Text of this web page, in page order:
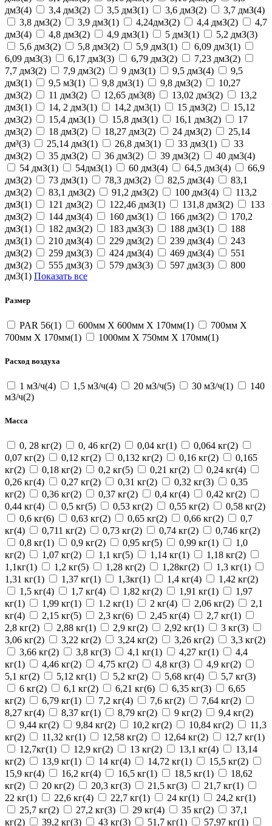
дмЗ(4)
3,4 дмЗ(2) 3,5 дмЗ(1) 3,6 дмЗ(2)
3,7 дмЗ(4)
3,8 дмЗ(2)
3,9 дмЗ(1) 4,24дмЗ(2) 4,4 дмЗ(2)
4,7
дм3(4)
4,8 дмЗ(2) 4,9 дмЗ(1) 5 дмЗ(1)
5,2 дмЗ(3)
5,6 дмЗ(2)
5,8 дм3(2) 5,9 дмЗ(1)
6,09 дм3(1)
6,09 дмЗ(3)
6,17 дмЗ(3) 6,79 дм3(2)
7,23 дмЗ(2)
7,7 дмЗ(2)
7,9 дм3(2) 9 дмЗ(1) 9,5 дм3(4)
9,5
дмЗ(1)
9,5 мЗ(1) 9,8 дм3(1) 9,8 дмЗ(2)
10,27
дм3(2)
11 дмЗ(2) 12,65 дм3(8) 13,02 дм3(2)
13,2
дмЗ(1)
14, 2 дм3(1) 14,2 дм3(1) 15 дмЗ(2)
15,12
дм3(2)
15,4 дм3(1) 15,8 дмЗ(1) 16,1 дмЗ(2)
17
дм3(2)
18 дмЗ(2) 18,27 дм3(2) 24 дмЗ(2)
25,14
дм³(3)
25,14 дмЗ(1) 26,8 дм3(1) 33 дм3(1)
33
дмЗ(2)
35 дмЗ(2) 36 дмЗ(2) 39 дмЗ(2)
40 дм3(4)
54 дмЗ(1)
54дмЗ(1) 60 дмЗ(4) 64,5 дм3(4)
66,9
дмЗ(2)
73 дмЗ(1) 78,3 дмЗ(2) 82,5 дмЗ(4)
83,1
дм3(2)
83,1 дмЗ(2) 91,2 дмЗ(2) 100 дмЗ(4)
113,2
дмЗ(1)
121 дмЗ(2) 122,46 дмЗ(1) 131,8 дмЗ(2)
133
дмЗ(2)
144 дмЗ(4) 160 дмЗ(1) 166 дмЗ(2)
170,2
дмЗ(1)
182 дмЗ(2) 183 дмЗ(3) 188 дм3(1)
188
дмЗ(1)
210 дмЗ(4) 229 дмЗ(2) 239 дмЗ(4)
243
дмЗ(2)
259 дмЗ(3) 424 дмЗ(4) 469 дмЗ(4)
551
дмЗ(2)
555 дмЗ(3) 579 дмЗ(3) 597 дмЗ(3)
800
дм3(1) Показать все
Размер
PAR 56(1) 600мм Х 600мм Х 170мм(1)
700мм Х
700мм Х 170мм(1)
1000мм Х 750мм Х 170мм(1)
Расход воздуха
1 мЗ/ч(4) 1,5 мЗ/ч(4) 20 мЗ/ч(5) 30 мЗ/ч(1)
140
мЗ/ч(2)
Масса
0, 28 кг(2) 0, 46 кг(2) 0,04 кг(1)
0,064 кг(2)
0,07 кг(2)
0,12 кг(2) 0,132 кг(2) 0,16 кг(2)
0,165
кг(2)
0,18 кг(2) 0,2 кг(5) 0,21 кг(2)
0,24 кг(4)
0,26 кг(4)
0,27 кг(2) 0,31 кг(2) 0,32 кг(3)
0,35
кг(2)
0,36 кг(2) 0,37 кг(2) 0,4 кг(4)
0,42 кг(2)
0,44 кг(4)
0,5 кг(5) 0,53 кг(2) 0,55 кг(2)
0,58 кг(2)
0,6 кг(6)
0,63 кг(2) 0,65 кг(2) 0,66 кг(2)
0,7
кг(4)
0,711 кг(2) 0,73 кг(2) 0,74 кг(2)
0,746 кг(2)
0,8 кг(1)
0,9 кг(2) 0,95 кг(5) 0,99 кг(1)
1,0
кг(2)
1,07 кг(2) 1,1 кг(5) 1,14 кг(1)
1,18 кг(2)
1,1кг(1)
1,2 кг(5) 1,28 кг(2) 1,28кг(2)
1,3 кг(1)
1,31 кг(1)
1,37 кг(1) 1,3кг(1) 1,4 кг(4)
1,42 кг(2)
1,5 кг(4)
1,7 кг(4) 1,82 кг(2) 1,91 кг(1)
1,97
кг(1)
1,99 кг(1) 1.2 кг(1) 2 кг(4) 2,06 кг(2)
2,1
кг(4)
2,15 кг(5) 2,3 кг(6) 2,45 кг(4)
2,7 кг(1)
2,8 кг(2)
2,88 кг(1) 2,9 кг(2) 2,92 кг(1)
3 кг(3)
3,06 кг(2)
3,22 кг(2) 3,24 кг(2) 3,26 кг(2)
3,3 кг(2)
3,66 кг(2)
3,8 кг(3) 4,1 кг(1) 4,27 кг(1)
4,4
кг(1)
4,46 кг(2) 4,75 кг(2) 4,8 кг(3)
4,9 кг(2)
5,1 кг(2)
5,12 кг(1) 5,2 кг(2) 5,68 кг(4)
5,7 кг(3)
6 кг(2)
6,1 кг(2) 6,21 кг(6) 6,35 кг(3)
6,65
кг(2)
6,79 кг(1) 7,2 кг(4) 7,6 кг(2)
7,64 кг(2)
8,27 кг(4)
8,37 кг(1) 8,79 кг(2) 9 кг(2)
9,4 кг(2)
9,44 кг(2)
9,84 кг(2) 10,2 кг(2) 10,84 кг(2)
11,3
кг(2)
11,32 кг(1) 12,58 кг(2) 12,64 кг(2)
12,7 кг(1)
12,7кг(1)
12,9 кг(2) 13 кг(2) 13,1 кг(4)
13,14
кг(2)
13,9 кг(1) 14 кг(4) 14,72 кг(1)
15,5 кг(2)
15,9 кг(4)
16,2 кг(4) 16,5 кг(1) 18,5 кг(1)
18,62
кг(2)
20 кг(2) 20,3 кг(3) 21,5 кг(3)
21,7 кг(1)
22 кг(1)
22,6 кг(4) 22,7 кг(1) 24 кг(1)
24,2 кг(1)
25,7 кг(2)
27,2 кг(3) 29 кг(4) 35 кг(2)
37,1
кг(2)
39,2 кг(3) 43 кг(3) 51,7 кг(1)
57,97 кг(1)